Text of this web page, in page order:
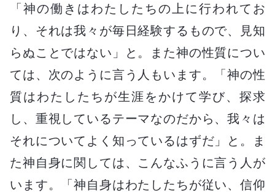
「神の働きはわたしたちの上に行われてお
り、それは我々が毎日経験するもので、見知
らぬことではない」と。また神の性質につい
ては、次のように言う人もいます。「神の性
質はわたしたちが生涯をかけて学び、探求
し、重視しているテーマなのだから、我々は
それについてよく知っているはずだ」と。ま
た神自身に関しては、こんなふうに言う人が
います。「神自身はわたしたちが従い、信仰